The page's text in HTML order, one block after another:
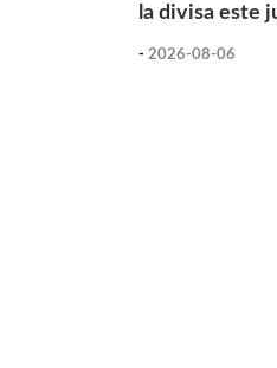
la divisa este
- 2026-08-06